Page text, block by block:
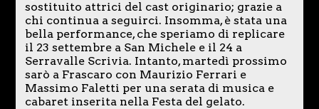
sostituito attrici del cast originario; grazie a
chi continua a seguirci. Insomma, è stata una
bella performance, che speriamo di replicare
il 23 settembre a San Michele e il 24 a
Serravalle Scrivia. Intanto, martedì prossimo
sarò a Frascaro con Maurizio Ferrari e
Massimo Faletti per una serata di musica e
cabaret inserita nella Festa del gelato.